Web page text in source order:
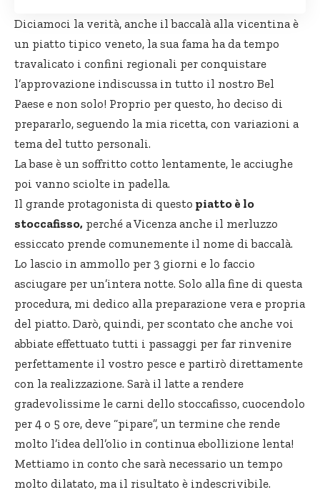
Diciamoci la verità, anche il baccalà alla vicentina è
un piatto tipico veneto, la sua fama ha da tempo
travalicato i confini regionali per conquistare
l’approvazione indiscussa in tutto il nostro Bel
Paese e non solo! Proprio per questo, ho deciso di
prepararlo, seguendo la mia ricetta, con variazioni a
tema del tutto personali.
La base è un soffritto cotto lentamente, le acciughe
poi vanno sciolte in padella.
Il grande protagonista di questo piatto è lo
stoccafisso, perché a Vicenza anche il merluzzo
essiccato prende comunemente il nome di baccalà.
Lo lascio in ammollo per 3 giorni e lo faccio
asciugare per un’intera notte. Solo alla fine di questa
procedura, mi dedico alla preparazione vera e propria
del piatto. Darò, quindi, per scontato che anche voi
abbiate effettuato tutti i passaggi per far rinvenire
perfettamente il vostro pesce e partirò direttamente
con la realizzazione. Sarà il latte a rendere
gradevolissime le carni dello stoccafisso, cuocendolo
per 4 o 5 ore, deve “pipare”, un termine che rende
molto l’idea dell’olio in continua ebollizione lenta!
Mettiamo in conto che sarà necessario un tempo
molto dilatato, ma il risultato è indescrivibile.